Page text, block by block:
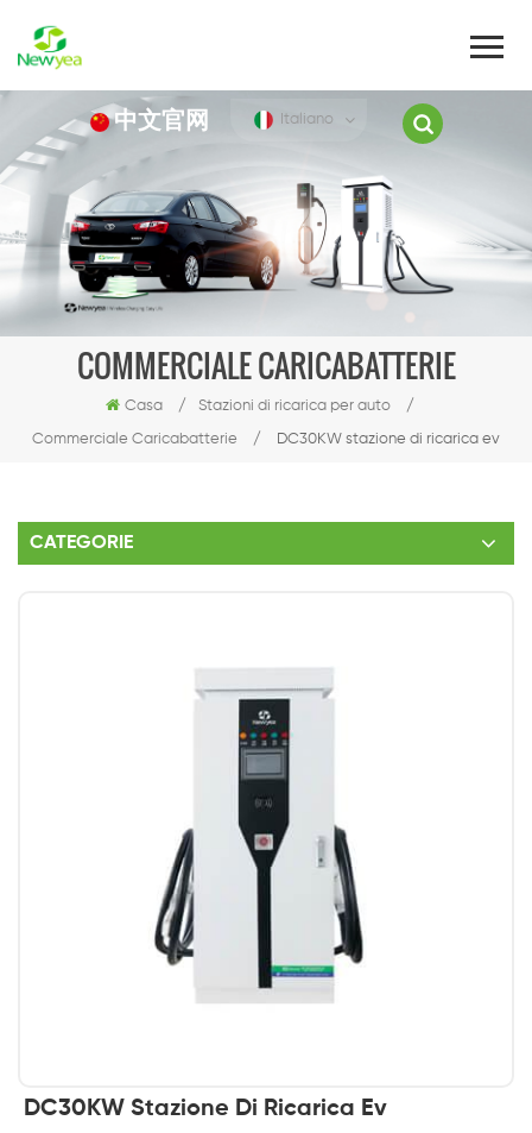
中文官网 Italiano
COMMERCIALE CARICABATTERIE
Casa / Stazioni di ricarica per auto /
Commerciale Caricabatterie / DC30KW stazione di ricarica ev
CATEGORIE
DC30KW Stazione Di Ricarica Ev